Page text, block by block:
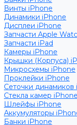
Винты iPhone
Динамики iPhone
Дисплеи iPhone
Запчасти Apple
Запчасти iPad
Камеры iPhone
Крышки (Корпуса)
Микросхемы iPhone
Проклейки iPhone
Сеточки динамиков
Стекла камер iPhone
Шлейфы iPhone
Аккумуляторы
Банки iPhone